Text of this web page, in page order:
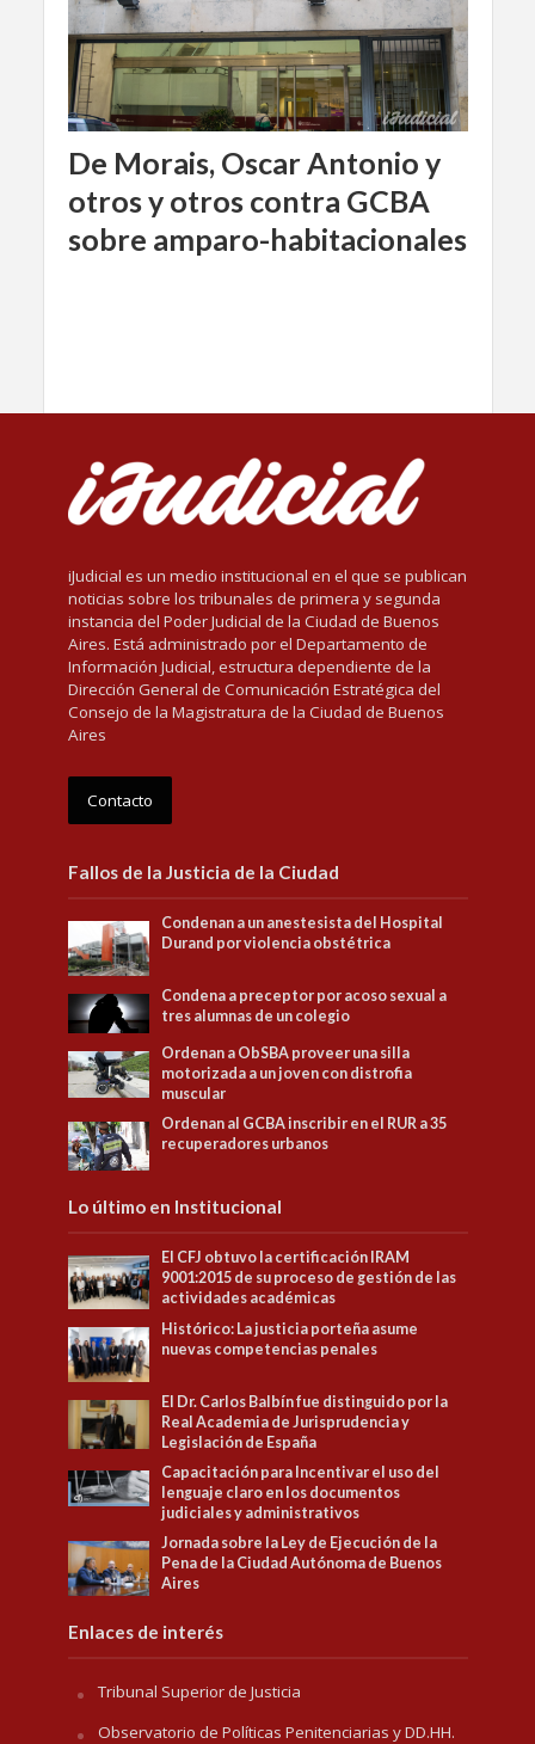
De Morais, Oscar Antonio y
otros y otros contra GCBA
sobre amparo-habitacionales
iJudicial es un medio institucional en el que se publican
noticias sobre los tribunales de primera y segunda
instancia del Poder Judicial de la Ciudad de Buenos
Aires. Está administrado por el Departamento de
Información Judicial, estructura dependiente de la
Dirección General de Comunicación Estratégica del
Consejo de la Magistratura de la Ciudad de Buenos
Aires
Contacto
Fallos de la Justicia de la Ciudad
Condenan a un anestesista del Hospital
Durand por violencia obstétrica
Condena a preceptor por acoso sexual a
tres alumnas de un colegio
Ordenan a ObSBA proveer una silla
motorizada a un joven con distrofia
muscular
Ordenan al GCBA inscribir en el RUR a 35
recuperadores urbanos
Lo último en Institucional
El CFJ obtuvo la certificación IRAM
9001:2015 de su proceso de gestión de las
actividades académicas
Histórico: La justicia porteña asume
nuevas competencias penales
El Dr. Carlos Balbín fue distinguido por la
Real Academia de Jurisprudencia y
Legislación de España
Capacitación para Incentivar el uso del
lenguaje claro en los documentos
judiciales y administrativos
Jornada sobre la Ley de Ejecución de la
Pena de la Ciudad Autónoma de Buenos
Aires
Enlaces de interés
Tribunal Superior de Justicia
Observatorio de Políticas Penitenciarias y DD.HH.